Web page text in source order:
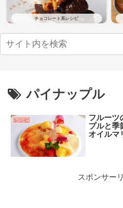
チョコレート系レシピ
パイナップル
レシピ
フルーツ
プルと季
オイルマ
スポンサー